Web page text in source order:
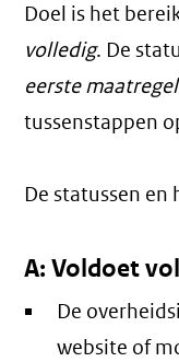
Doel is het
volledig. De
eerste
tussenstappen
De statussen
A: Voldoet
De
website of